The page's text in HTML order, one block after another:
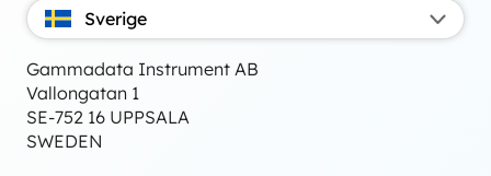
Sverige
Gammadata Instrument AB
Vallongatan 1
SE-752 16 UPPSALA
SWEDEN